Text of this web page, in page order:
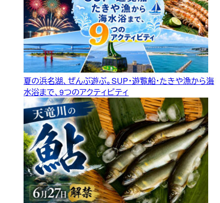
夏の浜名湖、ぜんぶ遊ぶ。SUP・遊覧船・たきや漁から海
水浴まで、9つのアクティビティ